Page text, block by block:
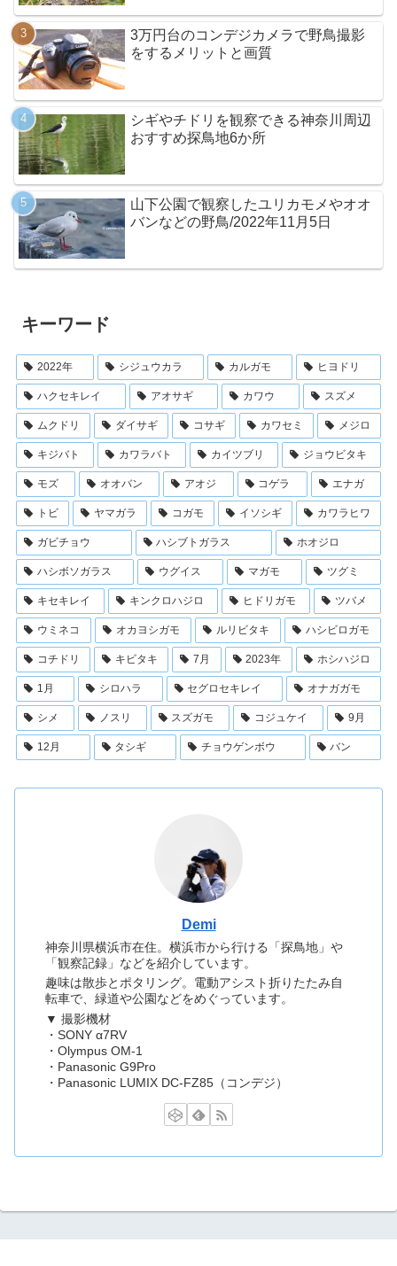
3万円台のコンデジカメラで野鳥撮影
をするメリットと画質
シギやチドリを観察できる神奈川周辺
おすすめ探鳥地6か所
山下公園で観察したユリカモメやオオ
バンなどの野鳥/2022年11月5日
キーワード
2022年 シジュウカラ カルガモ ヒヨドリ
ハクセキレイ アオサギ カワウ スズメ
ムクドリ ダイサギ コサギ カワセミ メジロ
キジバト カワラバト カイツブリ ジョウビタキ
モズ オオバン アオジ コゲラ エナガ
トビ ヤマガラ コガモ イソシギ カワラヒワ
ガビチョウ ハシブトガラス ホオジロ
ハシボソガラス ウグイス マガモ ツグミ
キセキレイ キンクロハジロ ヒドリガモ ツバメ
ウミネコ オカヨシガモ ルリビタキ ハシビロガモ
コチドリ キビタキ 7月 2023年 ホシハジロ
1月 シロハラ セグロセキレイ オナガガモ
シメ ノスリ スズガモ コジュケイ 9月
12月 タシギ チョウゲンボウ バン
Demi
神奈川県横浜市在住。横浜市から行ける「探鳥地」や
「観察記録」などを紹介しています。
趣味は散歩とポタリング。電動アシスト折りたたみ自
転車で、緑道や公園などをめぐっています。
▼ 撮影機材
・SONY α7RV
・Olympus OM-1
・Panasonic G9Pro
・Panasonic LUMIX DC-FZ85（コンデジ）